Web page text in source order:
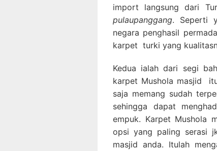
import langsung dari
pulaupanggang. Seperti
negara penghasil
karpet turki yang
Kedua ialah dari segi
karpet Mushola masjid
saja memang sudah
sehingga dapat
empuk. Karpet Mushola
opsi yang paling serasi
masjid anda. Itulah